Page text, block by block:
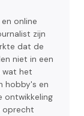
online
zijn
dat de
niet in een
wat het
hobby's en
ontwikkeling
oprecht